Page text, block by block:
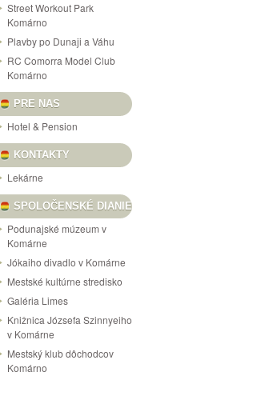
Street Workout Park
Komárno
Plavby po Dunaji a Váhu
RC Comorra Model Club
Komárno
PRE NAS
Hotel & Pension
KONTAKTY
Lekárne
SPOLOČENSKÉ DIANIE
Podunajské múzeum v
Komárne
Jókaiho divadlo v Komárne
Mestské kultúrne stredisko
Galéria Limes
Knižnica Józsefa Szinnyeiho
v Komárne
Mestský klub dôchodcov
Komárno